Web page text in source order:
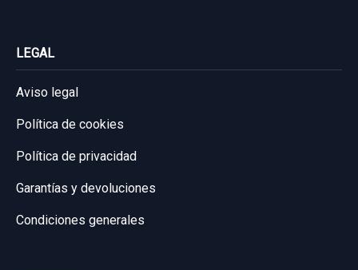
LEGAL
Aviso legal
Política de cookies
Política de privacidad
Garantías y devoluciones
Condiciones generales